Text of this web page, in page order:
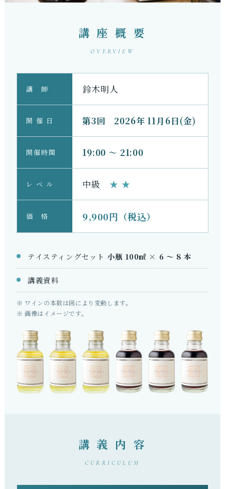
WINE SCIENCE LECTURE
ワインサイエンス講座
― 第 3 回 ―
「なんとなく」を、構造で理解する
講 座 概 要
OVERVIEW
講 師 鈴木明人
開 催 日 第3回 2026年 11月6日(金)
開催時間 19:00 ～ 21:00
レ ベ ル 中級 ★ ★
価 格 9,900円（税込）
テイスティングセット 小瓶 100㎖ × 6 ～ 8 本
講義資料
※ ワインの本数は回により変動します。
※ 画像はイメージです。
講 義 内 容
CURRICULUM